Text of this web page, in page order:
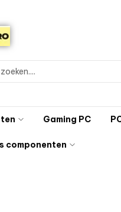
Gaming PC
componenten